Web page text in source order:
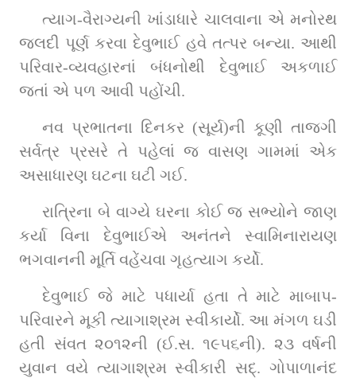
ત્યાગ-વૈરાગ્યની ખાંડાધારે ચાલવાના એ મનોરથ
જલદી પૂર્ણ કરવા દેવુભાઈ હવે તત્પર બન્યા. આથી
પરિવાર-વ્યવહારનાં બંધનોથી દેવુભાઈ અકળાઈ
જતાં એ પળ આવી પહોંચી.
નવ પ્રભાતના દિનકર (સૂર્ય)ની કૂણી તાજગી
સર્વત્ર પ્રસરે તે પહેલાં જ વાસણ ગામમાં એક
અસાધારણ ઘટના ઘટી ગઈ.
રાત્રિના બે વાગ્યે ઘરના કોઈ જ સભ્યોને જાણ
કર્યા વિના દેવુભાઈએ અનંતને સ્વામિનારાયણ
ભગવાનની મૂર્તિ વહેંચવા ગૃહત્યાગ કર્યો.
દેવુભાઈ જે માટે પધાર્યા હતા તે માટે માબાપ-
પરિવારને મૂકી ત્યાગાશ્રમ સ્વીકાર્યો. આ મંગળ ઘડી
હતી સંવત ૨૦૧૨ની (ઈ.સ. ૧૯૫૬ની). ૨૩ વર્ષની
યુવાન વયે ત્યાગાશ્રમ સ્વીકારી સદ્‌. ગોપાળાનંદ